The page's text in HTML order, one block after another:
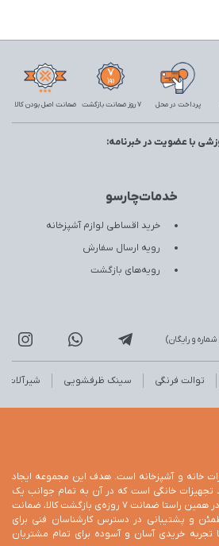
پرداخت در محل 7 روز ضمانت بازگشت ضمانت اصل بودن کالا
خدمات‌چارسو
خرید اقساطی لوازم آشپزخانه
رویه ارسال سفارش
رویه‌های بازگشت
با عضویت در خبرنامه:
توالت فرنگی سینک ظرفشویی شیرآلات
خانه و آشپزخانه است. هدف این مجموعه ایجاد
تجهیزات خانگی است که در آن به تمام جوانب یک
خرید مطمئن توجه شده باشد. در همین راستا ضمانت 7 روزه‌ی بازگشت کالا، ضمانت
و پشتیبانی در دسترس کارشناسان فنی برای
تجربه خریدی آسان و آسوده برای تمام مشتریان